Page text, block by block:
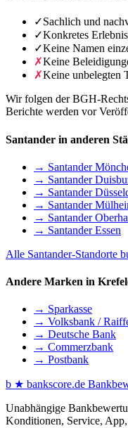
✓Sachlich und
✓Konkretes
✓Keine Namen
✗Keine
✗Keine unbelegten
Wir folgen der BGH-
Berichte werden vor
Santander in anderen
→ Santander
→ Santander
→ Santander
→ Santander
→ Santander
→ Santander Essen
Alle Santander-Standorte
Andere Marken in
→ Sparkasse
→ Volksbank /
→ Deutsche Bank
→ Commerzbank
→ Postbank
b ★ bankscore.de
Unabhängige
Konditionen, Service,